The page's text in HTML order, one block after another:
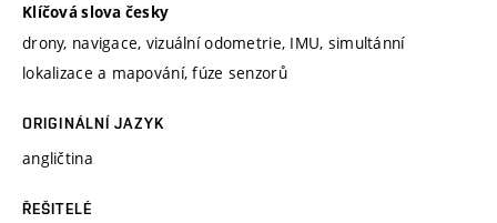
Klíčová slova česky
drony, navigace, vizuální odometrie, IMU, simultánní
lokalizace a mapování, fúze senzorů
ORIGINÁLNÍ JAZYK
angličtina
ŘEŠITELÉ